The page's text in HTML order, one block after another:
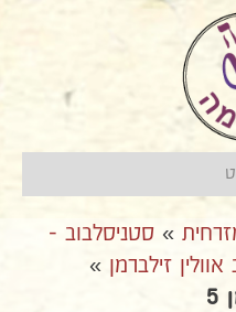
» סטניסלבוב -
זילברמן »